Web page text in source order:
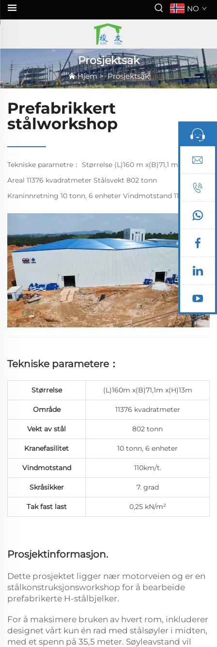
NO
Prosjektsak
Hjem>Prosjektsak
Prefabrikkert
stålworkshop
Tekniske parametre： Størrelse (L)160 m x(B)71,1 m x(H)13 m
Areal 11376 kvadratmeter Stålsvekt 802 tonn
Kraninnretning 10 tonn, 6 enheter Vindmotstand 110 km/t.
Anti-seismisk 7. trinn Takets døde last 0,25 kN/m²
Tekniske parametere：
Størrelse (L)160m x(B)71,1m x(H)13m
Område 11376 kvadratmeter
Vekt av stål 802 tonn
Kranefasilitet 10 tonn, 6 enheter
Vindmotstand 110km/t.
Skråsikker 7. grad
Tak fast last 0,25 kN/m²
Prosjektinformasjon.
Dette prosjektet ligger nær motorveien og er en
stålkonstruksjonsworkshop for å bearbeide
prefabrikerte H-stålbjelker.
For å maksimere bruken av hvert rom, inkluderer
designet vårt kun én rad med stålsøyler i midten,
med et spenn på 35,5 meter. Søyleavstand vil